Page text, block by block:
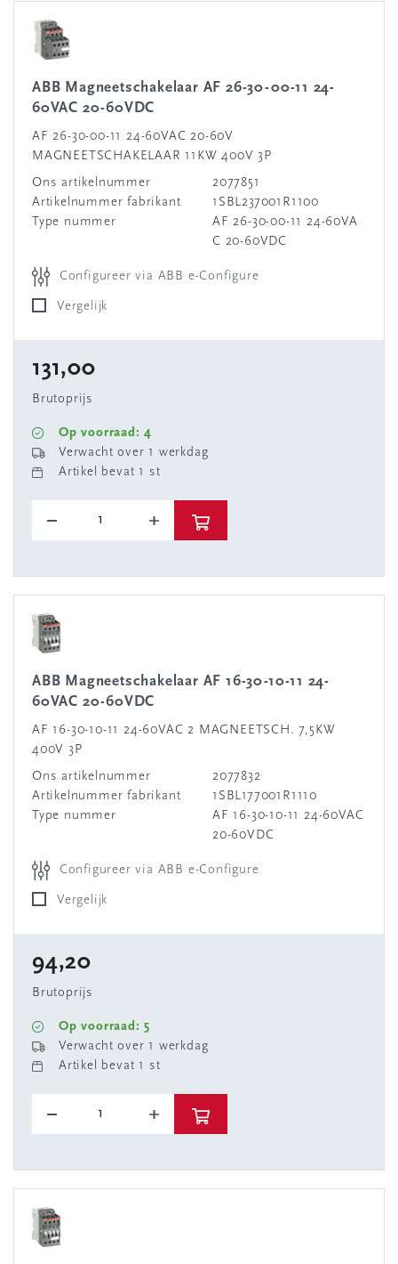
ABB Magneetschakelaar AF 26-30-00-11 24-
60VAC 20-60VDC
AF 26-30-00-11 24-60VAC 20-60V
MAGNEETSCHAKELAAR 11KW 400V 3P
Ons artikelnummer
2077851
Artikelnummer fabrikant
1SBL237001R1100
Type nummer
AF 26-30-00-11 24-60VA
C 20-60VDC
Configureer via ABB e-Configure
Vergelijk
131,00
Brutoprijs
Op voorraad: 4
Verwacht over 1 werkdag
Artikel bevat 1 st
ABB Magneetschakelaar AF 16-30-10-11 24-
60VAC 20-60VDC
AF 16-30-10-11 24-60VAC 2 MAGNEETSCH. 7,5KW
400V 3P
Ons artikelnummer
2077832
Artikelnummer fabrikant
1SBL177001R1110
Type nummer
AF 16-30-10-11 24-60VAC
20-60VDC
Configureer via ABB e-Configure
Vergelijk
94,20
Brutoprijs
Op voorraad: 5
Verwacht over 1 werkdag
Artikel bevat 1 st